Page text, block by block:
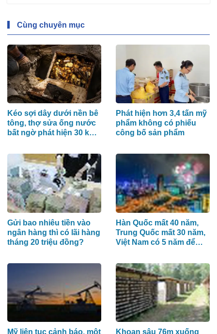
Cùng chuyên mục
Kéo sợi dây dưới nền bê
tông, thợ sửa ống nước
bất ngờ phát hiện 30 kg
tức bị phong tỏa
Phát hiện hơn 3,4 tấn mỹ
phẩm không có phiếu
công bố sản phẩm
Gửi bao nhiêu tiền vào
ngân hàng thì có lãi hàng
tháng 20 triệu đồng?
Hàn Quốc mất 40 năm,
Trung Quốc mất 30 năm,
Việt Nam có 5 năm để
Mỹ liên tục cảnh báo, một Khoan sâu 76m xuống